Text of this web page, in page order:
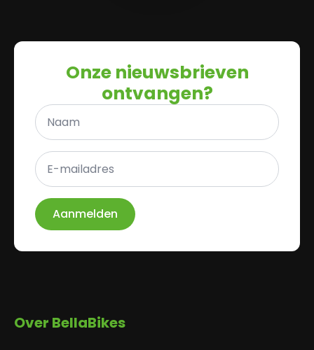
Onze nieuwsbrieven
ontvangen?
Naam
E-
mailadres
*
Aanmelden
Over BellaBikes